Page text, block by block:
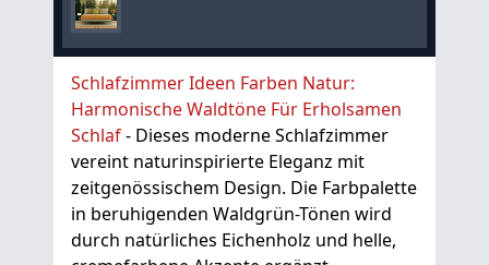
Schlafzimmer Ideen Farben Natur:
Harmonische Waldtöne Für Erholsamen
Schlaf- Dieses moderne Schlafzimmer
vereint naturinspirierte Eleganz mit
zeitgenössischem Design. Die Farbpalette
in beruhigenden Waldgrün-Tönen wird
durch natürliches Eichenholz und helle,